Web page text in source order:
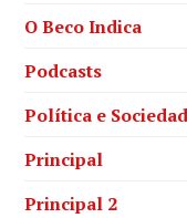
O Beco Indica
Podcasts
Política e
Principal
Principal 2